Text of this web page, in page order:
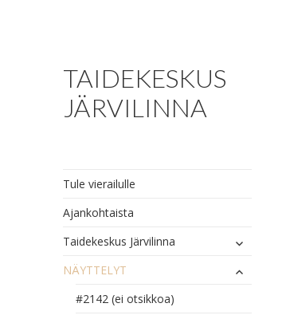
TAIDEKESKUS
JÄRVILINNA
Tule vierailulle
Ajankohtaista
Taidekeskus Järvilinna
näytä
NÄYTTELYT
näytä
#2142 (ei otsikkoa)